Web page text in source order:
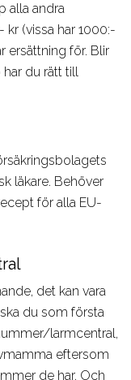
alla andra
kr (vissa har 1000:-
ersättning för. Blir
du rätt till
läkare. Behöver
för alla EU-
det kan vara
du som första
larmcentral,
eftersom
de har. Och